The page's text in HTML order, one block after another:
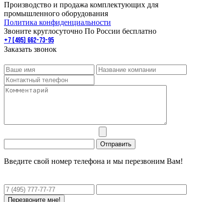
Производство и продажа комплектующих для
промышленного оборудования
Политика конфиденциальности
Звоните круглосуточно По России бесплатно
+7 (495) 662-73-95
Заказать звонок
Введите свой номер телефона и мы перезвоним Вам!